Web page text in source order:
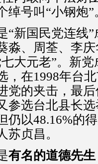
绰号叫“小钢炮”
“新国民党连线
淼、周荃、李
大元老”。新
，在1998年台
党的夹击，最
参选台北县长
仍以48.16%的
苏贞昌。
有名的道德先